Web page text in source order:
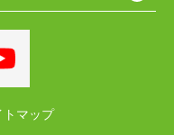
トマップ